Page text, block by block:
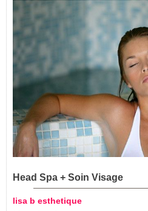
Head Spa + Soin Visage
lisa b esthetique